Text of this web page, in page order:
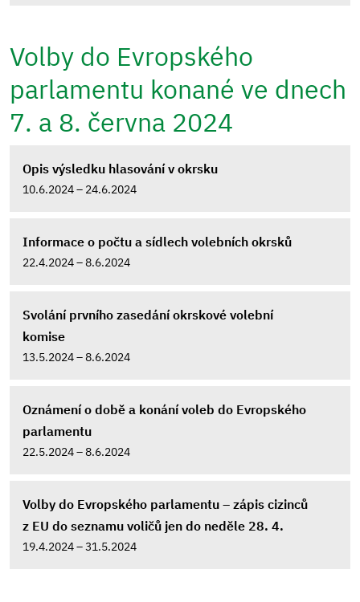
Volby do Evropského
parlamentu konané ve dnech
7. a 8. června 2024
Opis výsledku hlasování v okrsku
10.6.2024 – 24.6.2024
Informace o počtu a sídlech volebních okrsků
22.4.2024 – 8.6.2024
Svolání prvního zasedání okrskové volební
komise
13.5.2024 – 8.6.2024
Oznámení o době a konání voleb do Evropského
parlamentu
22.5.2024 – 8.6.2024
Volby do Evropského parlamentu – zápis cizinců
z EU do seznamu voličů jen do neděle 28. 4.
19.4.2024 – 31.5.2024